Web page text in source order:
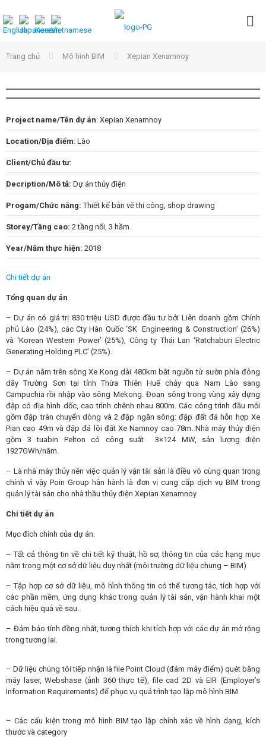
Trang chủ Mô hình BIM Xepian Xenamnoy
Project name/Tên dự án: Xepian Xenamnoy
Location/Địa điểm: Lào
Client/Chủ đầu tư:
Decription/Mô tả: Dự án thủy điện
Progam/Chức năng: Thiết kế bản vẽ thi công, shop drawing
Storey/Tầng cao: 2 tầng nổi, 3 hầm
Year/Năm thực hiện: 2018
Chi tiết dự án
Tổng quan dự án
– Dự án có giá trị 830 triệu USD được đầu tư bởi Liên doanh gồm Chính
phủ Lào (24%), các Cty Hàn Quốc ‘SK Engineering & Construction’ (26%)
và ‘Korean Western Power’ (25%), Công ty Thái Lan ‘Ratchaburi Electric
Generating Holding PLC’ (25%).
– Dự án nằm trên sông Xe Kong dài 480km bắt nguồn từ sườn phía đông
dãy Trường Sơn tại tỉnh Thừa Thiên Huế chảy qua Nam Lào sang
Campuchia rồi nhập vào sông Mekong. Đoạn sông trong vùng xây dựng
đập có địa hình dốc, cao trình chênh nhau 800m. Các công trình đầu mối
gồm đập tràn chuyển dòng và 2 đập ngăn sông: đập đất đá hỗn hợp Xe
Pian cao 49m và đập đá lõi đất Xe Namnoy cao 78m. Nhà máy thủy điện
gồm 3 tuabin Pelton có công suất 3×124 MW, sản lượng điện
1927GWh/năm.
– Là nhà máy thủy nên việc quản lý vận tài sản là điều vô cùng quan trọng
chính vì vậy Poin Group hân hành là đơn vị cung cấp dịch vụ BIM trong
quản lý tài sản cho nhà thầu thủy điện Xepian Xenamnoy
Chi tiết dự án
Mục đích chính của dự án:
– Tất cả thông tin về chi tiết kỹ thuật, hồ sơ, thông tin của các hạng mục
nằm trong một cơ sở dữ liệu duy nhất (môi trường dữ liệu chung – BIM)
– Tập hợp cơ sở dữ liệu, mô hình thông tin có thể tương tác, tích hợp với
các phần mềm, ứng dụng khác trong quản lý tài sản, vận hành khai một
cách hiệu quả về sau.
– Đảm bảo tính đồng nhất, tương thích khi tích hợp với các dự án mở rộng
trong tương lai.
– Dữ liệu chúng tôi tiếp nhận là file Point Cloud (đám mây điểm) quét bằng
máy laser, Webshase (ảnh 360 thực tế), file cad 2D và EIR (Employer’s
Information Requirements) để phục vụ quá trình tạo lập mô hình BIM
– Các cấu kiện trong mô hình BIM tạo lập chính xác về hình dạng, kích
thước và category